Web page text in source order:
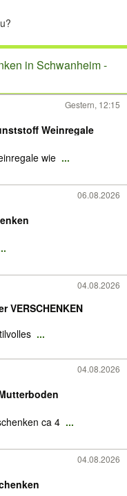
in Schwanheim -
Gestern, 12:15
Weinregal aus Kunststoff Weinregale
wie ...
06.08.2026
04.08.2026
VERSCHENKEN
...
04.08.2026
ca 4 ...
04.08.2026